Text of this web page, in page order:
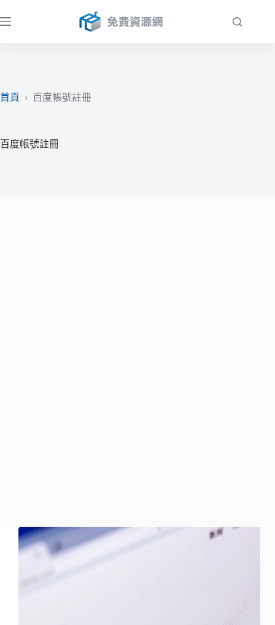
至
首頁
› 百度帳號註冊
百度帳號註冊